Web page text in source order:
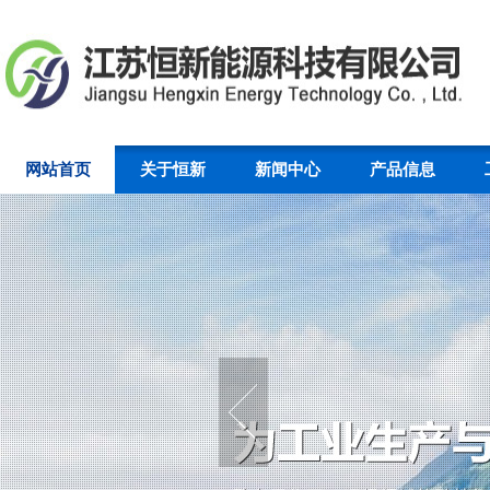
网站首页 关于恒新 新闻中心 产品信息